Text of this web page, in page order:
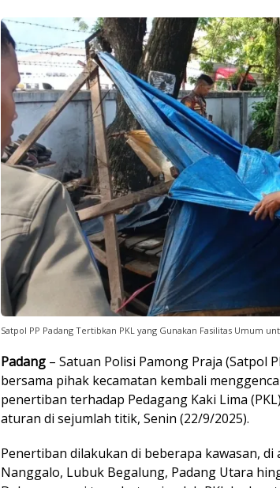
Satpol PP Padang Tertibkan PKL yang Gunakan Fasilitas Umum
Padang – Satuan Polisi Pamong Praja (Satpol
bersama pihak kecamatan kembali
penertiban terhadap Pedagang Kaki Lima
aturan di sejumlah titik, Senin (22/9/2025).
Penertiban dilakukan di beberapa kawasan, di
Nanggalo, Lubuk Begalung, Padang Utara